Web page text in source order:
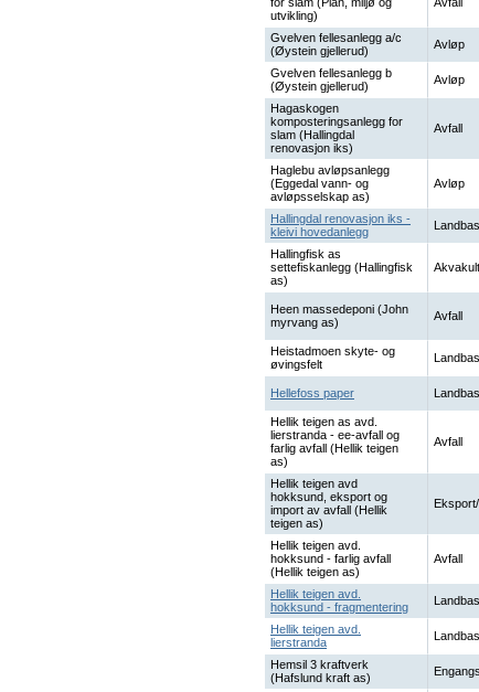
utvikling)
Gvelven fellesanlegg a/c
(Øystein gjellerud)
Avløp
Gvelven fellesanlegg b
(Øystein gjellerud)
Avløp
Hagaskogen
komposteringsanlegg for
slam (Hallingdal
renovasjon iks)
Avfall
Haglebu avløpsanlegg
(Eggedal vann- og
avløpsselskap as)
Avløp
Hallingdal renovasjon iks -
kleivi hovedanlegg
Hallingfisk as
settefiskanlegg (Hallingfisk
as)
Heen massedeponi (John
myrvang as)
Avfall
Heistadmoen skyte- og
øvingsfelt
Hellefoss paper
Hellik teigen as avd.
lierstranda - ee-avfall og
farlig avfall (Hellik teigen
as)
Avfall
Hellik teigen avd
hokksund, eksport og
import av avfall (Hellik
teigen as)
Hellik teigen avd.
hokksund - farlig avfall
(Hellik teigen as)
Avfall
Hellik teigen avd.
hokksund - fragmentering
Hellik teigen avd.
lierstranda
Hemsil 3 kraftverk
(Hafslund kraft as)